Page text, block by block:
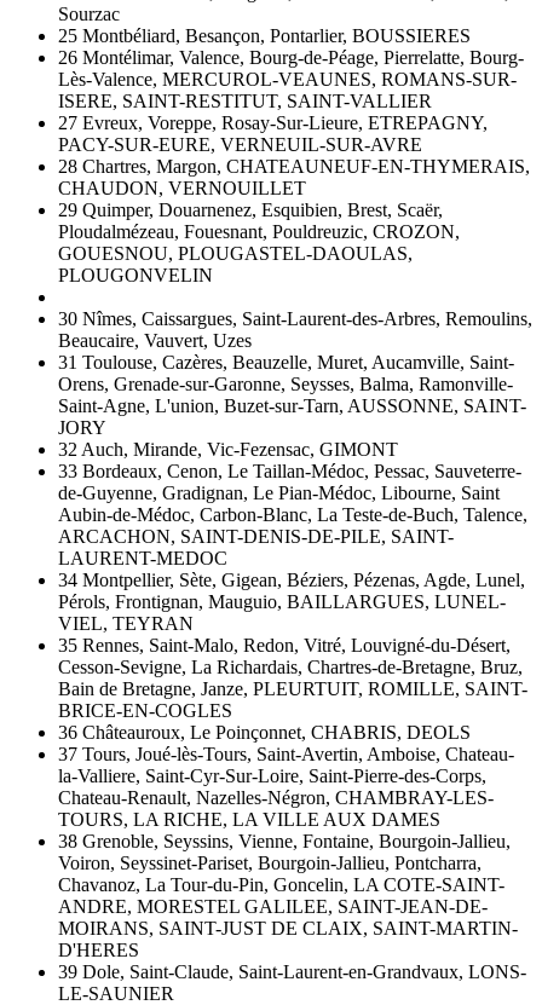
Sourzac
25 Montbéliard, Besançon, Pontarlier, BOUSSIERES
26 Montélimar, Valence, Bourg-de-Péage, Pierrelatte, Bourg-
Lès-Valence, MERCUROL-VEAUNES, ROMANS-SUR-
ISERE, SAINT-RESTITUT, SAINT-VALLIER
27 Evreux, Voreppe, Rosay-Sur-Lieure, ETREPAGNY,
PACY-SUR-EURE, VERNEUIL-SUR-AVRE
28 Chartres, Margon, CHATEAUNEUF-EN-THYMERAIS,
CHAUDON, VERNOUILLET
29 Quimper, Douarnenez, Esquibien, Brest, Scaër,
Ploudalmézeau, Fouesnant, Pouldreuzic, CROZON,
GOUESNOU, PLOUGASTEL-DAOULAS,
PLOUGONVELIN
30 Nîmes, Caissargues, Saint-Laurent-des-Arbres, Remoulins,
Beaucaire, Vauvert, Uzes
31 Toulouse, Cazères, Beauzelle, Muret, Aucamville, Saint-
Orens, Grenade-sur-Garonne, Seysses, Balma, Ramonville-
Saint-Agne, L'union, Buzet-sur-Tarn, AUSSONNE, SAINT-
JORY
32 Auch, Mirande, Vic-Fezensac, GIMONT
33 Bordeaux, Cenon, Le Taillan-Médoc, Pessac, Sauveterre-
de-Guyenne, Gradignan, Le Pian-Médoc, Libourne, Saint
Aubin-de-Médoc, Carbon-Blanc, La Teste-de-Buch, Talence,
ARCACHON, SAINT-DENIS-DE-PILE, SAINT-
LAURENT-MEDOC
34 Montpellier, Sète, Gigean, Béziers, Pézenas, Agde, Lunel,
Pérols, Frontignan, Mauguio, BAILLARGUES, LUNEL-
VIEL, TEYRAN
35 Rennes, Saint-Malo, Redon, Vitré, Louvigné-du-Désert,
Cesson-Sevigne, La Richardais, Chartres-de-Bretagne, Bruz,
Bain de Bretagne, Janze, PLEURTUIT, ROMILLE, SAINT-
BRICE-EN-COGLES
36 Châteauroux, Le Poinçonnet, CHABRIS, DEOLS
37 Tours, Joué-lès-Tours, Saint-Avertin, Amboise, Chateau-
la-Valliere, Saint-Cyr-Sur-Loire, Saint-Pierre-des-Corps,
Chateau-Renault, Nazelles-Négron, CHAMBRAY-LES-
TOURS, LA RICHE, LA VILLE AUX DAMES
38 Grenoble, Seyssins, Vienne, Fontaine, Bourgoin-Jallieu,
Voiron, Seyssinet-Pariset, Bourgoin-Jallieu, Pontcharra,
Chavanoz, La Tour-du-Pin, Goncelin, LA COTE-SAINT-
ANDRE, MORESTEL GALILEE, SAINT-JEAN-DE-
MOIRANS, SAINT-JUST DE CLAIX, SAINT-MARTIN-
D'HERES
39 Dole, Saint-Claude, Saint-Laurent-en-Grandvaux, LONS-
LE-SAUNIER